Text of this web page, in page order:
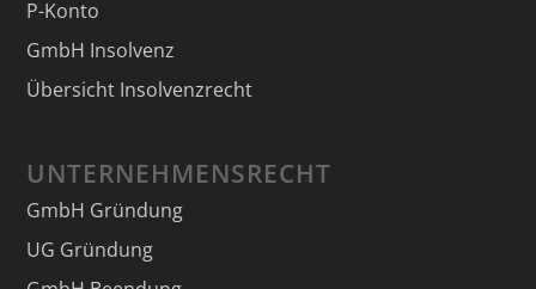
P-Konto
GmbH Insolvenz
Übersicht Insolvenzrecht
UNTERNEHMENSRECHT
GmbH Gründung
UG Gründung